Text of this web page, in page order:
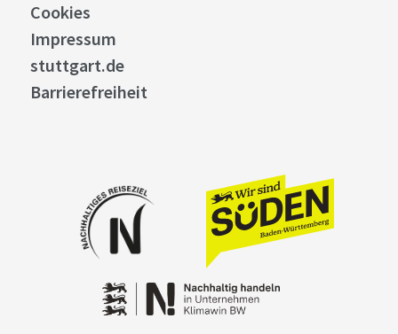
Cookies
Impressum
stuttgart.de
Barrierefreiheit